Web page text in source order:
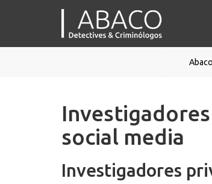
social media
Investigadores